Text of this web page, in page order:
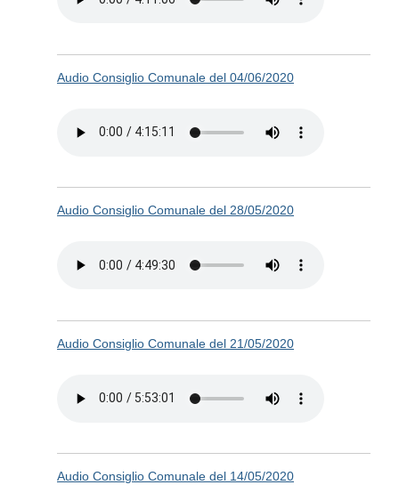
Audio Consiglio Comunale del 04/06/2020
Audio Consiglio Comunale del 28/05/2020
Audio Consiglio Comunale del 21/05/2020
Audio Consiglio Comunale del 14/05/2020